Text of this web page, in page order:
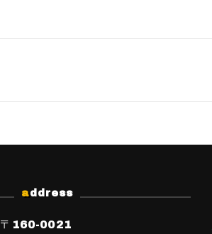
address
〒160-0021